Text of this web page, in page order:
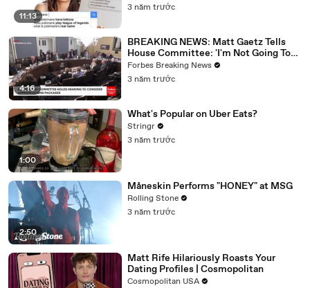
11:13
3 năm trước
4:16
BREAKING NEWS: Matt Gaetz Tells
House Committee: 'I'm Not Going To
Vote For A Continuing Resolution'
Forbes Breaking News
3 năm trước
1:00
What's Popular on Uber Eats?
Stringr
3 năm trước
2:50
Måneskin Performs "HONEY" at MSG
Rolling Stone
3 năm trước
Matt Rife Hilariously Roasts Your
Dating Profiles | Cosmopolitan
Cosmopolitan USA